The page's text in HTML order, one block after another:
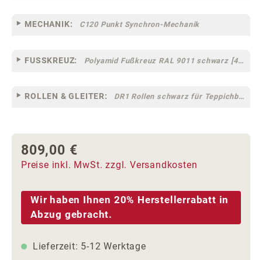
MECHANIK: C120 Punkt Synchron-Mechanik
FUSSKREUZ: Polyamid Fußkreuz RAL 9011 schwarz [44]
ROLLEN & GLEITER: DR1 Rollen schwarz für Teppichböden [10]
Regulärer Preis:
809,00 €
Preise inkl. MwSt. zzgl. Versandkosten
Wir haben Ihnen 20% Herstellerrabatt in
Abzug gebracht.
Lieferzeit: 5-12 Werktage